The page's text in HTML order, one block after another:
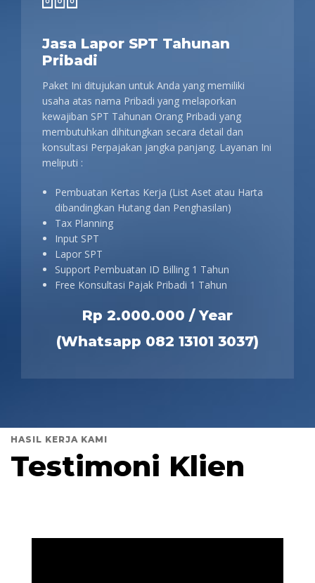
Jasa Lapor SPT Tahunan
Pribadi
Paket Ini ditujukan untuk Anda yang memiliki
usaha atas nama Pribadi yang melaporkan
kewajiban SPT Tahunan Orang Pribadi yang
membutuhkan dihitungkan secara detail dan
konsultasi Perpajakan jangka panjang. Layanan Ini
meliputi :
Pembuatan Kertas Kerja (List Aset atau Harta
dibandingkan Hutang dan Penghasilan)
Tax Planning
Input SPT
Lapor SPT
Support Pembuatan ID Billing 1 Tahun
Free Konsultasi Pajak Pribadi 1 Tahun
Rp 2.000.000 / Year
(Whatsapp 082 13101 3037)
HASIL KERJA KAMI
Testimoni Klien